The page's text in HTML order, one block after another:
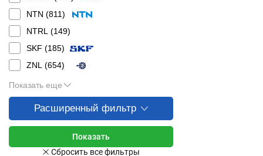
NTN (811)
NTRL (149)
SKF (185)
ZNL (654)
Показать еще
Расширенный фильтр